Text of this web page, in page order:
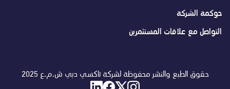
حوكمة الشركة
التواصل مع علاقات المستثمرين
حقوق الطبع والنشر محفوظة لشركة تاكسي دبي ش.م.ع 2025